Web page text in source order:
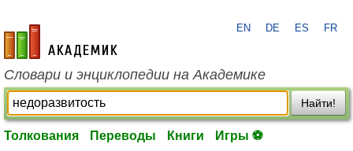
academic.ru
EN DE ES FR
Словари и энциклопедии на Академике
Найти!
Толкования Переводы Книги Игры ⚽